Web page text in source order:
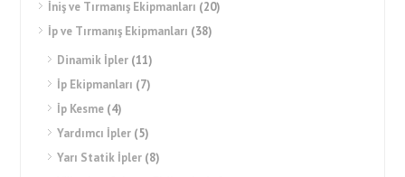
İniş ve Tırmanış Ekipmanları (20)
İp ve Tırmanış Ekipmanları (38)
Dinamik İpler (11)
İp Ekipmanları (7)
İp Kesme (4)
Yardımcı İpler (5)
Yarı Statik İpler (8)